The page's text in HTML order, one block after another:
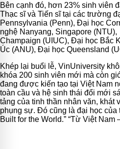
Bên cạnh đó, hơn 23% sinh viên
Thạc sĩ và Tiến sĩ tại các trường
Pennsylvania (Penn), Đại học
nghệ Nanyang, Singapore
Champaign (UIUC), Đại học Bắc
Úc (ANU), Đại học Queensland
Khép lại buổi lễ, VinUniversity
khóa 200 sinh viên mới mà còn
đang được kiến tạo tại Việt Nam
toàn cầu và hệ sinh thái đổi mới
tảng của tinh thần nhân văn, khát
phụng sự. Đó cũng là đại học của
Built for the World.” “Từ Việt Nam